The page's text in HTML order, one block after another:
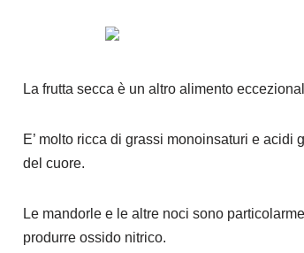
La frutta secca è un altro alimento
E’ molto ricca di grassi monoinsaturi e
del cuore.
Le mandorle e le altre noci sono
produrre ossido nitrico.